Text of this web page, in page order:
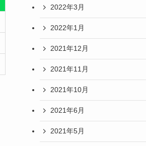
2022年3月
2022年1月
2021年12月
2021年11月
2021年10月
2021年6月
2021年5月